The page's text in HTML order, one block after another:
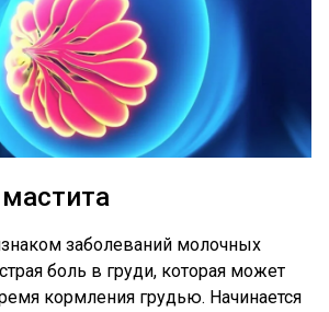
заболеваний молочных
боль в груди, которая может
кормления грудью. Начинается